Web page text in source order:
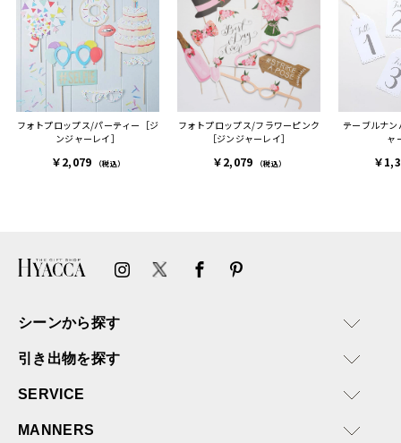
人にもお勧めしたいと感じ
ました。
また、こちら不注意でメー
ルアドレスを誤って入力し
登録してログインできなく
困った際にも、迅速に回答
連絡があり大変助かりまし
フォトプロップス/パーティー［ジ
ンジャーレイ］
￥2,079 （税込）
フォトプロップス/フラワーピンク
［ジンジャーレイ］
￥2,079 （税込）
テーブルナ
ャ
￥
シーンから探す
引き出物を探す
SERVICE
MANNERS